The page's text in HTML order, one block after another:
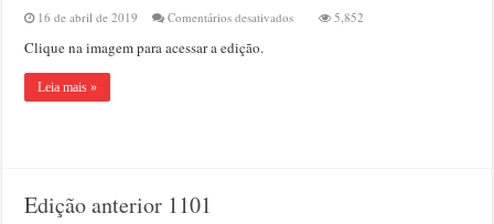
16 de abril de 2019 Comentários desativadosem
5,852
Clique na imagem para acessar a edição.
Leia mais »
Edição anterior 1101